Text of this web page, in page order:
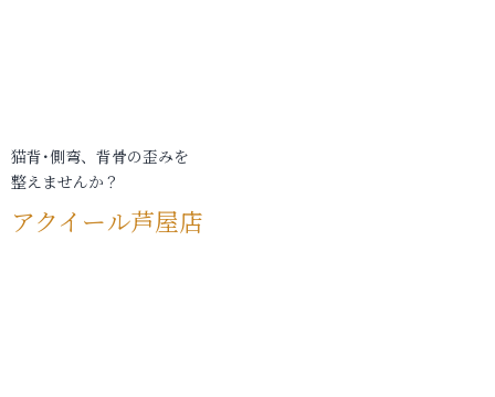
猫背･側弯、背骨の歪みを
整えませんか？
アクイール芦屋店